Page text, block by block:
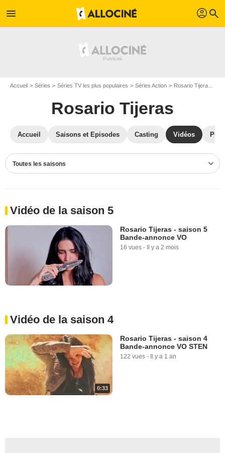
menu profil search
Accueil Séries Séries TV les plus populaires Séries Action Rosario Tijeras
Rosario Tijeras
Accueil Saisons et Episodes Casting Vidéos
Toutes les saisons
Vidéo de la saison 5
Rosario Tijeras - saison 5
Bande-annonce VO
16 vues - Il y a 2 mois
Vidéo de la saison 4
0:33
Rosario Tijeras - saison 4
Bande-annonce VO STEN
122 vues - Il y a 1 an